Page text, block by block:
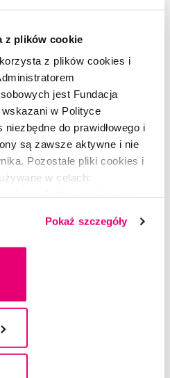
z plików cookie
z plików cookies i
jest Fundacja
w Polityce
do prawidłowego i
są zawsze aktywne i nie
Pozostałe pliki cookies i
w celach:
cookies i technologie
przechowywanie informacji
lub dostęp do niego i
na wszystkie lub niektóre
zakładce "Ustawienia
nie wpływa na
przed jej wycofaniem
Pokaż szczegóły
z magazynu, także
masz prenumeraty lub
–projektant graficzny i ilustrator.
w Polsce. Od 2008 roku
wydawnictwa Karakter.
i dwójką dzieci.
TAKŻE